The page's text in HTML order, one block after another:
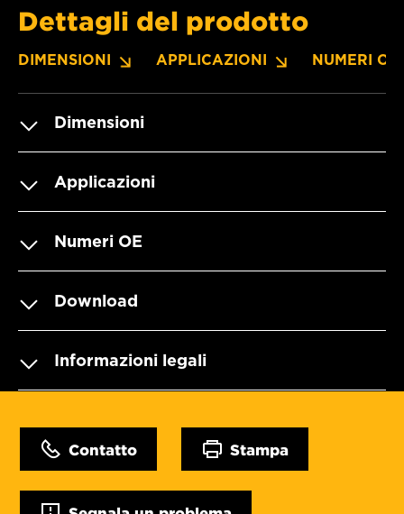
Dettagli del prodotto
DIMENSIONI APPLICAZIONI NUMERI OE
Dimensioni
Applicazioni
Numeri OE
Download
Informazioni legali
Contatto Stampa